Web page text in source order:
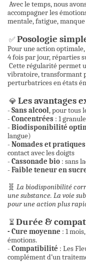
Avec le temps, nous
accompagner les
mentale, fatigue,
✅Posologie
Pour une action
4 fois par jour, réparties
Cette régularité permet
vibratoire, transformant
perturbatrices en états
💎 Les avantages
-Sans alcool, pour tous
-Concentrées : 1
-Biodisponibilité
langue)
-Nomades et pratiques
contact avec les doigts
-Cassonade bio : sans
-Faible teneur en
🧬 La biodisponibilité
une substance. La voie
pour une action plus
⏳ Durée &
- Cure moyenne : 1
émotions.
-Compatibilité : Les
complément d’un